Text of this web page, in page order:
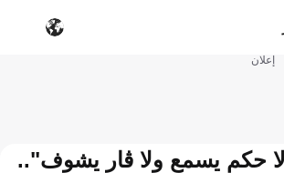
إعلان
حكم يسمع ولا ڤار يشوف"..